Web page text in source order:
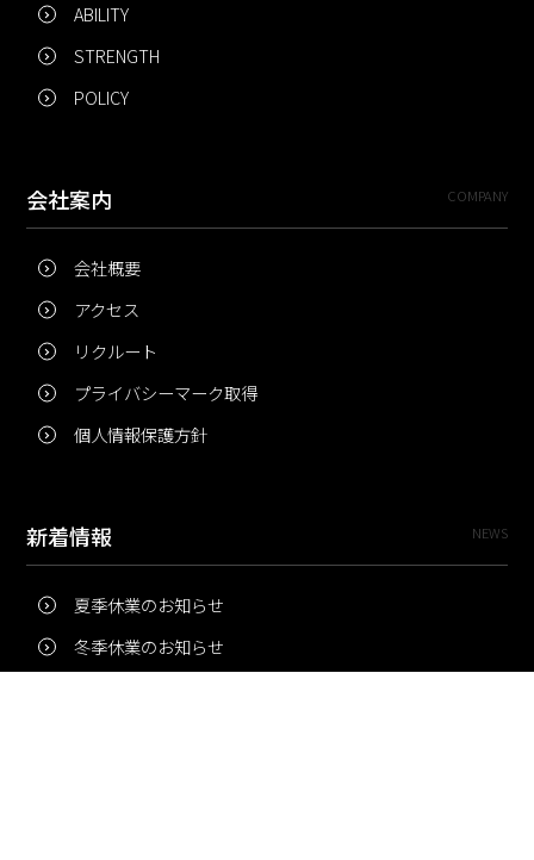
ABILITY
STRENGTH
POLICY
会社案内 COMPANY
会社概要
アクセス
リクルート
プライバシーマーク取得
個人情報保護方針
新着情報 NEWS
夏季休業のお知らせ
冬季休業のお知らせ